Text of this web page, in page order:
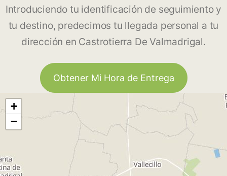
Introduciendo tu identificación de seguimiento y
tu destino, predecimos tu llegada personal a tu
dirección en Castrotierra De Valmadrigal.
Obtener Mi Hora de Entrega
+
−